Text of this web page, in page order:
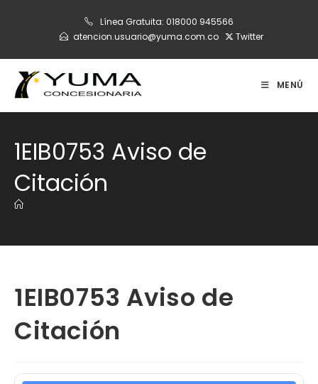
Línea Gratuita: 018000 945566
atencion.usuario@yuma.com.co
Twitter
MENÚ
1EIB0753 Aviso de
Citación
1EIB0753 Aviso de
Citación